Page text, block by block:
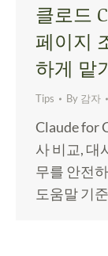
클로드
페이지
하게 맡
Tips By 감자
Claude for
사 비교, 대
무를 안전
도움말 기